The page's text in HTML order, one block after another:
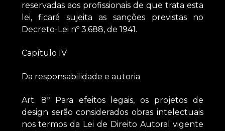
reservadas aos profissionais de que trata esta
lei, ficará sujeita as sanções previstas no
Decreto-Lei nº 3.688, de 1941.
Capítulo IV
Da responsabilidade e autoria
Art. 8º Para efeitos legais, os projetos de
design serão considerados obras intelectuais
nos termos da Lei de Direito Autoral vigente